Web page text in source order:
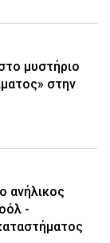
μυστήριο
στην
ανήλικος
-